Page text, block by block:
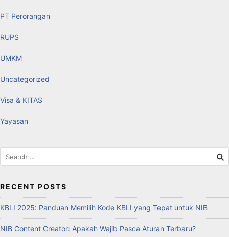
PT Perorangan
RUPS
UMKM
Uncategorized
Visa & KITAS
Yayasan
RECENT POSTS
KBLI 2025: Panduan Memilih Kode KBLI yang Tepat untuk NIB
NIB Content Creator: Apakah Wajib Pasca Aturan Terbaru?